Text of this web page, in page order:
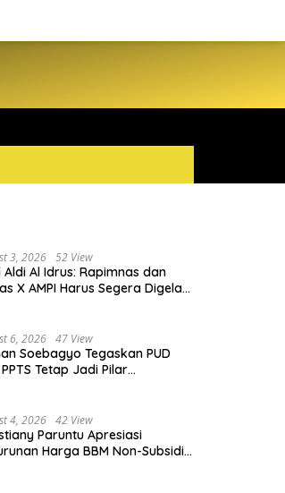
3, 2026 52 View
Aldi Al Idrus: Rapimnas dan
X AMPI Harus Segera Digelar
6, 2026 47 View
Soebagyo Tegaskan PUD
Tetap Jadi Pilar
4, 2026 42 View
Paruntu Apresiasi
Harga BBM Non-Subsidi,